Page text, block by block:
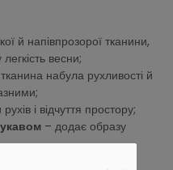
й напівпрозорої тканини,
весни;
набула рухливості й
і відчуття простору;
– додає образу